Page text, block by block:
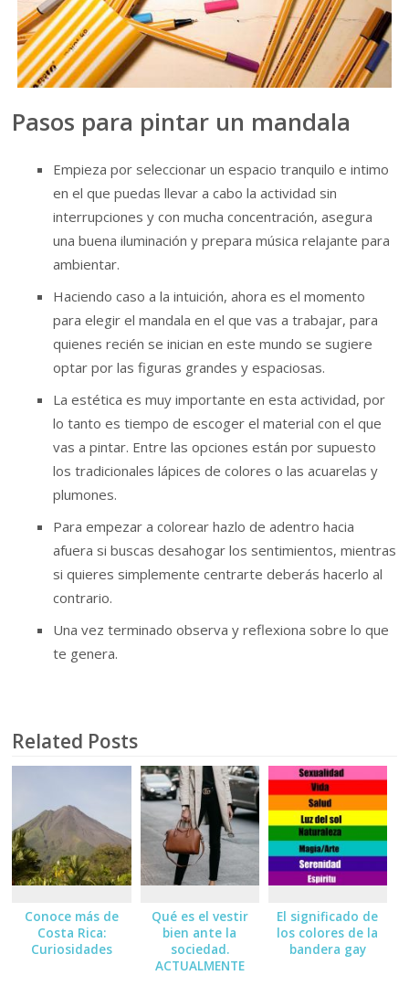
Pasos para pintar un mandala
Empieza por seleccionar un espacio tranquilo e intimo
en el que puedas llevar a cabo la actividad sin
interrupciones y con mucha concentración, asegura
una buena iluminación y prepara música relajante para
ambientar.
Haciendo caso a la intuición, ahora es el momento
para elegir el mandala en el que vas a trabajar, para
quienes recién se inician en este mundo se sugiere
optar por las figuras grandes y espaciosas.
La estética es muy importante en esta actividad, por
lo tanto es tiempo de escoger el material con el que
vas a pintar. Entre las opciones están por supuesto
los tradicionales lápices de colores o las acuarelas y
plumones.
Para empezar a colorear hazlo de adentro hacia
afuera si buscas desahogar los sentimientos, mientras
si quieres simplemente centrarte deberás hacerlo al
contrario.
Una vez terminado observa y reflexiona sobre lo que
te genera.
Related Posts
Conoce más de
Costa Rica:
Curiosidades
Qué es el vestir
bien ante la
sociedad.
ACTUALMENTE
El significado de
los colores de la
bandera gay